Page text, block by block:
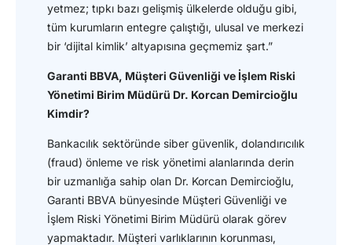
yetmez; tıpkı bazı gelişmiş ülkelerde olduğu gibi,
tüm kurumların entegre çalıştığı, ulusal ve merkezi
bir ‘dijital kimlik’ altyapısına geçmemiz şart.”
Garanti BBVA, Müşteri Güvenliği ve İşlem Riski
Yönetimi Birim Müdürü Dr. Korcan Demircioğlu
Kimdir?
Bankacılık sektöründe siber güvenlik, dolandırıcılık
(fraud) önleme ve risk yönetimi alanlarında derin
bir uzmanlığa sahip olan Dr. Korcan Demircioğlu,
Garanti BBVA bünyesinde Müşteri Güvenliği ve
İşlem Riski Yönetimi Birim Müdürü olarak görev
yapmaktadır. Müşteri varlıklarının korunması,